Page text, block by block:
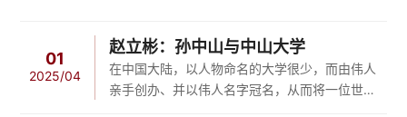
01
2025/04
赵立彬：孙中山与中山大学
在中国大陆，以人物命名的大学很少，而由伟人
亲手创办、并以伟人名字冠名，从而将一位世纪